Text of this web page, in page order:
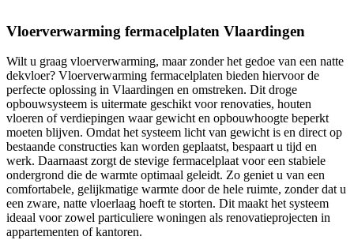
Vloerverwarming fermacelplaten Vlaardingen
Wilt u graag vloerverwarming, maar zonder het gedoe van een natte
dekvloer? Vloerverwarming fermacelplaten bieden hiervoor de
perfecte oplossing in Vlaardingen en omstreken. Dit droge
opbouwsysteem is uitermate geschikt voor renovaties, houten
vloeren of verdiepingen waar gewicht en opbouwhoogte beperkt
moeten blijven. Omdat het systeem licht van gewicht is en direct op
bestaande constructies kan worden geplaatst, bespaart u tijd en
werk. Daarnaast zorgt de stevige fermacelplaat voor een stabiele
ondergrond die de warmte optimaal geleidt. Zo geniet u van een
comfortabele, gelijkmatige warmte door de hele ruimte, zonder dat u
een zware, natte vloerlaag hoeft te storten. Dit maakt het systeem
ideaal voor zowel particuliere woningen als renovatieprojecten in
appartementen of kantoren.